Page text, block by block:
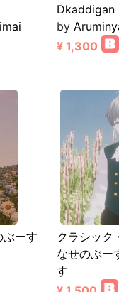
Dkaddigan
by
¥ 1,300
ーす
クラシッ
なせのぶー
す